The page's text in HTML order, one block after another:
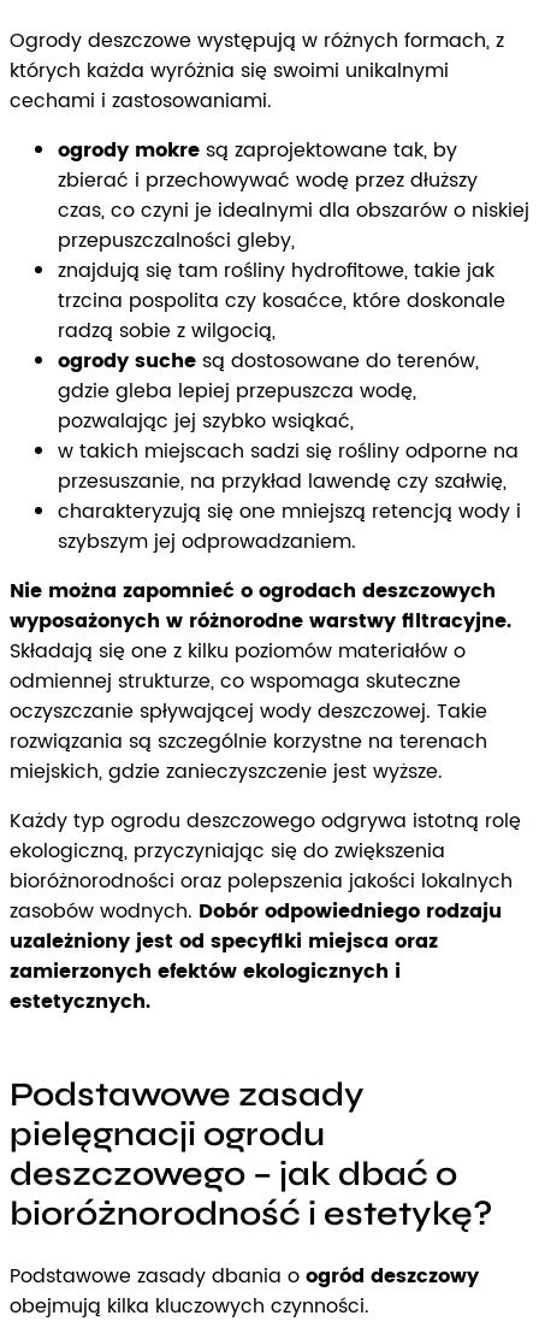
Ogrody deszczowe występują w różnych formach, z
których każda wyróżnia się swoimi unikalnymi
cechami i zastosowaniami.
ogrody mokre są zaprojektowane tak, by
zbierać i przechowywać wodę przez dłuższy
czas, co czyni je idealnymi dla obszarów o niskiej
przepuszczalności gleby,
znajdują się tam rośliny hydrofitowe, takie jak
trzcina pospolita czy kosaćce, które doskonale
radzą sobie z wilgocią,
ogrody suche są dostosowane do terenów,
gdzie gleba lepiej przepuszcza wodę,
pozwalając jej szybko wsiąkać,
w takich miejscach sadzi się rośliny odporne na
przesuszanie, na przykład lawendę czy szałwię,
charakteryzują się one mniejszą retencją wody i
szybszym jej odprowadzaniem.
Nie można zapomnieć o ogrodach deszczowych
wyposażonych w różnorodne warstwy filtracyjne.
Składają się one z kilku poziomów materiałów o
odmiennej strukturze, co wspomaga skuteczne
oczyszczanie spływającej wody deszczowej. Takie
rozwiązania są szczególnie korzystne na terenach
miejskich, gdzie zanieczyszczenie jest wyższe.
Każdy typ ogrodu deszczowego odgrywa istotną rolę
ekologiczną, przyczyniając się do zwiększenia
bioróżnorodności oraz polepszenia jakości lokalnych
zasobów wodnych. Dobór odpowiedniego rodzaju
uzależniony jest od specyfiki miejsca oraz
zamierzonych efektów ekologicznych i
estetycznych.
Podstawowe zasady
pielęgnacji ogrodu
deszczowego – jak dbać o
bioróżnorodność i estetykę?
Podstawowe zasady dbania oogród deszczowy
obejmują kilka kluczowych czynności.